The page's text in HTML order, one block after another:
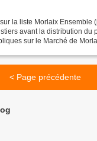
la liste Morlaix Ensemble
sur le Marché de
< Page précédente